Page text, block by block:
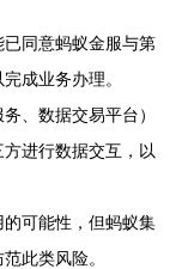
已同意蚂蚁金服与第
成业务办理。
、数据交易平台）
进行数据交互，以
的可能性，但蚂蚁集
此类风险。